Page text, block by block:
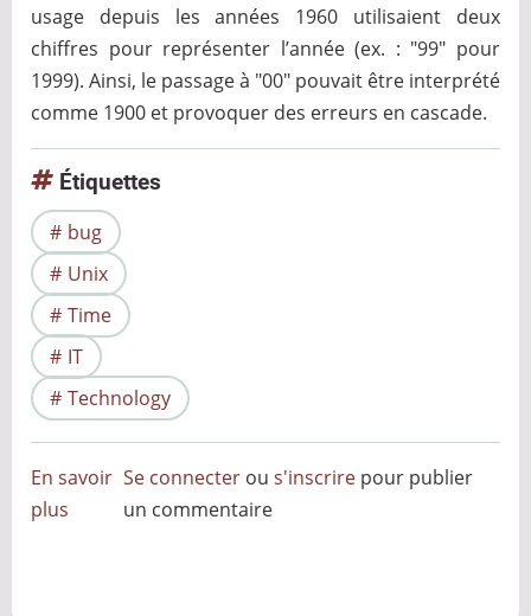
usage depuis les années 1960 utilisaient deux
chiffres pour représenter l’année (ex. : "99" pour
1999). Ainsi, le passage à "00" pouvait être interprété
comme 1900 et provoquer des erreurs en cascade.
Étiquettes
bug
Unix
Time
IT
Technology
En savoir
plus
Se connecter ous'inscrire pour publier
un commentaire